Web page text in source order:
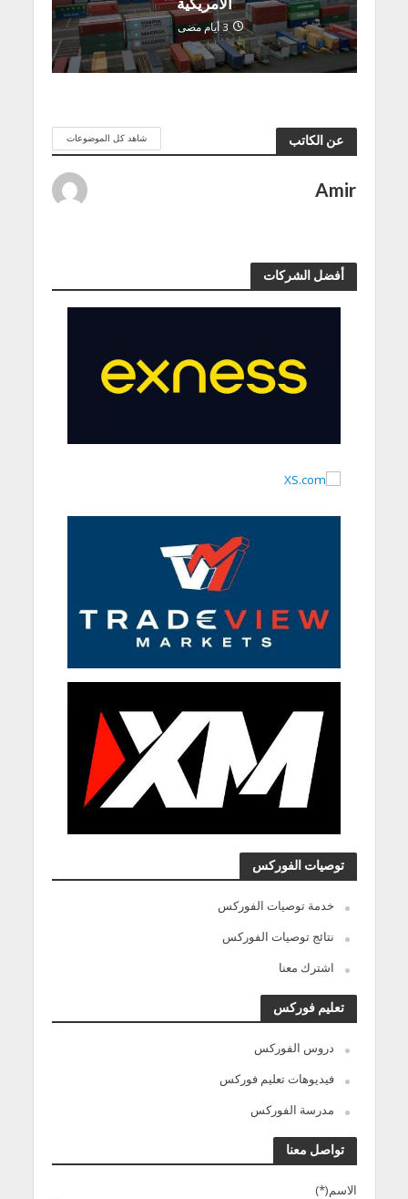
3 أيام مضى
عن الكاتب شاهد كل الموضوعات
Amir
أفضل الشركات
توصيات الفوركس
خدمة توصيات الفوركس
نتائج توصيات الفوركس
اشترك معنا
تعليم فوركس
دروس الفوركس
فيديوهات تعليم فوركس
مدرسة الفوركس
تواصل معنا
الاسم(*)